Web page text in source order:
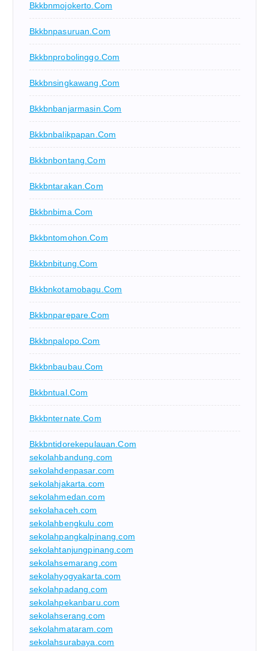
Bkkbnmojokerto.com
Bkkbnpasuruan.com
Bkkbnprobolinggo.com
Bkkbnsingkawang.com
Bkkbnbanjarmasin.com
Bkkbnbalikpapan.com
Bkkbnbontang.com
Bkkbntarakan.com
Bkkbnbima.com
Bkkbntomohon.com
Bkkbnbitung.com
Bkkbnkotamobagu.com
Bkkbnparepare.com
Bkkbnpalopo.com
Bkkbnbaubau.com
Bkkbntual.com
Bkkbnternate.com
Bkkbntidorekepulauan.com
sekolahbandung.com
sekolahdenpasar.com
sekolahjakarta.com
sekolahmedan.com
sekolahaceh.com
sekolahbengkulu.com
sekolahpangkalpinang.com
sekolahtanjungpinang.com
sekolahsemarang.com
sekolahyogyakarta.com
sekolahpadang.com
sekolahpekanbaru.com
sekolahserang.com
sekolahmataram.com
sekolahsurabaya.com